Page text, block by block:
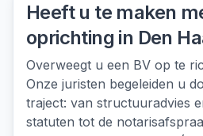
Heeft u te maken
oprichting in Den
Overweegt u een BV op te
Onze juristen begeleiden u
traject: van structuuradvies
statuten tot de